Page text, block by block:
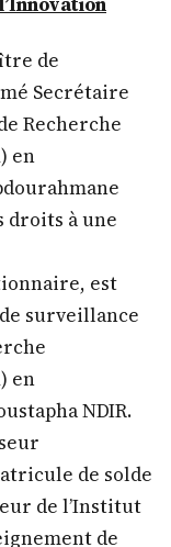
de
Secrétaire
Recherche
en
droits à une
est
surveillance
en
NDIR.
de solde
de l’Institut
de